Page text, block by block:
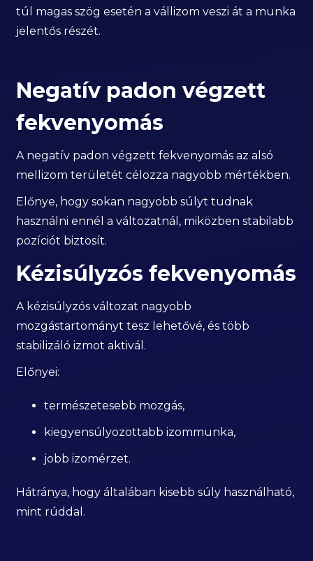
túl magas szög esetén a vállizom veszi át a munka
jelentős részét.
Negatív padon végzett
fekvenyomás
A negatív padon végzett fekvenyomás az alsó
mellizom területét célozza nagyobb mértékben.
Előnye, hogy sokan nagyobb súlyt tudnak
használni ennél a változatnál, miközben stabilabb
pozíciót biztosít.
Kézisúlyzós fekvenyomás
A kézisúlyzós változat nagyobb
mozgástartományt tesz lehetővé, és több
stabilizáló izmot aktivál.
Előnyei:
természetesebb mozgás,
kiegyensúlyozottabb izommunka,
jobb izomérzet.
Hátránya, hogy általában kisebb súly használható,
mint rúddal.